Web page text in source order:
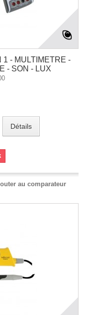
1 - MULTIMETRE -
- SON - LUX
Détails
au comparateur